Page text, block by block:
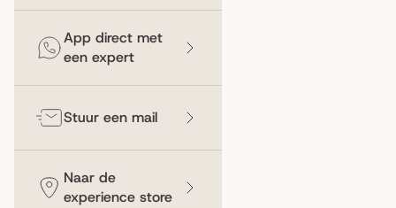
App direct met
een expert
Stuur een mail
Naar de
experience store